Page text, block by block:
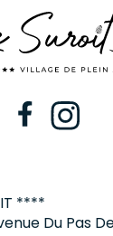
****
Du Pas